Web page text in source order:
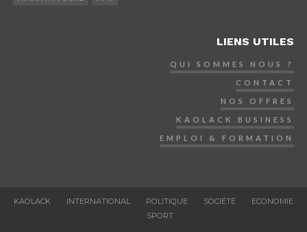
LIENS UTILES
QUI SOMMES NOUS ?
CONTACT
NOS OFFRES
KAOLACK BUSINESS
EMPLOI & FORMATION
KAOLACK INTERNATIONAL POLITIQUE SOCIÉTÉ
ECONOMIE
SPORT